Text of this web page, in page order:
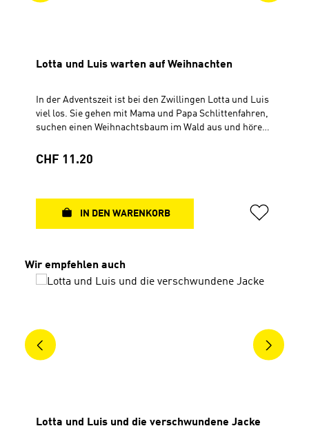
Lotta und Luis warten auf Weihnachten
In der Adventszeit ist bei den Zwillingen Lotta und Luis
viel los. Sie gehen mit Mama und Papa Schlittenfahren,
suchen einen Weihnachtsbaum im Wald aus und hören
Heiligabend haben die beiden eine besondere Idee ... Im
16 Seiten, 4-farbig
Regulärer Preis:
CHF 11.20
IN DEN WARENKORB
Produktgalerie überspringen
Wir empfehlen auch
Lotta und Luis und die verschwundene Jacke